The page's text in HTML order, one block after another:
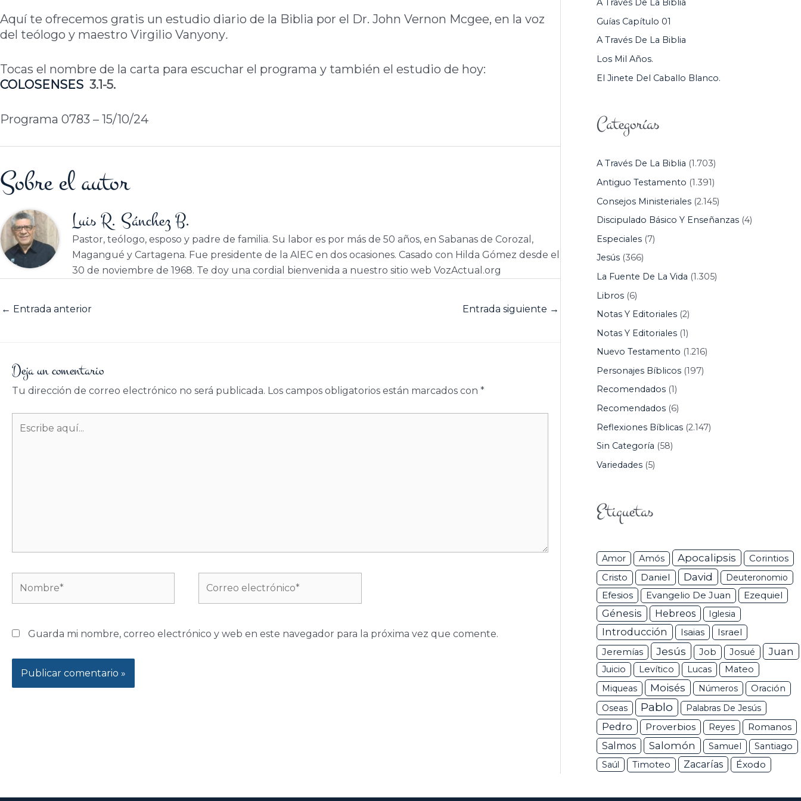
Aquí te ofrecemos gratis un estudio diario de la Biblia por el Dr. John Vernon Mcgee, en la voz
del teólogo y maestro Virgilio Vanyony.
Tocas el nombre de la carta para escuchar el programa y también el estudio de hoy:
COLOSENSES 3.1-5.
Programa 0783 – 15/10/24
Sobre el autor
Luis R. Sánchez B.
Pastor, teólogo, esposo y padre de familia. Su labor es por más de 50 años, en Sabanas de Corozal,
Magangué y Cartagena. Fue presidente de la AIEC en dos ocasiones. Casado con Hilda Gómez desde el
30 de noviembre de 1968. Te doy una cordial bienvenida a nuestro sitio web VozActual.org
← Entrada anterior Entrada siguiente →
Deja un comentario
Tu dirección de correo electrónico no será publicada. Los campos obligatorios están marcados con *
aquí...
electrónico*
Guarda mi nombre, correo electrónico y web en este navegador para la próxima vez que comente.
R
:
A Través De La Biblia
Guías Capítulo 01
A Través De La Biblia
Los Mil Años.
El Jinete Del Caballo Blanco.
Categorías
A Través De La Biblia (1.703)
Antiguo Testamento (1.391)
Consejos Ministeriales(2.145)
Discipulado Básico Y Enseñanzas(4)
Especiales(7)
Jesús(366)
La Fuente De La Vida (1.305)
Libros(6)
Notas Y Editoriales(2)
Notas Y Editoriales(1)
Nuevo Testamento (1.216)
Personajes Bíblicos(197)
Recomendados(1)
Recomendados(6)
Reflexiones Bíblicas(2.147)
Sin Categoría (58)
Variedades(5)
Etiquetas
Amor Amós Apocalipsis Corintios
Cristo Daniel David Deuteronomio
Efesios Evangelio De Juan Ezequiel
Génesis Hebreos Iglesia
Introducción Isaias Israel
Jeremías Jesús Job Josué Juan
Juicio Levítico Lucas
Mateo
Miqueas
Moisés Números
Oración
Oseas
Pablo Palabras De Jesús
Pedro Proverbios Reyes
Romanos
Salmos
Salomón Samuel
Santiago
Saúl
Timoteo Zacarías Éxodo